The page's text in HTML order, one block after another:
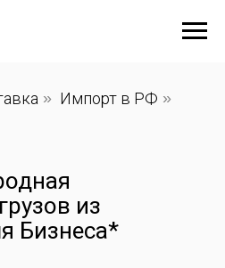
» Импорт в РФ »
из
Бизнеса*